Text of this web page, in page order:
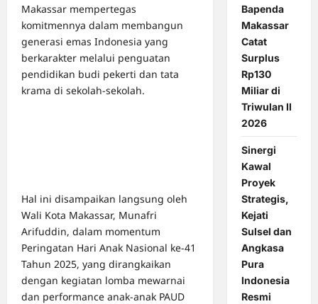
Makassar mempertegas
komitmennya dalam membangun
generasi emas Indonesia yang
berkarakter melalui penguatan
pendidikan budi pekerti dan tata
krama di sekolah-sekolah.
Hal ini disampaikan langsung oleh
Wali Kota Makassar, Munafri
Arifuddin, dalam momentum
Peringatan Hari Anak Nasional ke-41
Tahun 2025, yang dirangkaikan
dengan kegiatan lomba mewarnai
dan performance anak-anak PAUD
Bapenda
Makassar
Catat
Surplus
Rp130
Miliar di
Triwulan II
2026
Sinergi
Kawal
Proyek
Strategis,
Kejati
Sulsel dan
Angkasa
Pura
Indonesia
Resmi